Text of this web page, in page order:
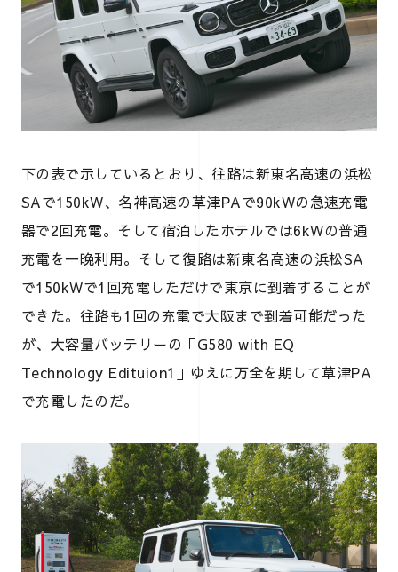
下の表で示しているとおり、往路は新東名高速の浜松
SAで150kW、名神高速の草津PAで90kWの急速充電
器で2回充電。そして宿泊したホテルでは6kWの普通
充電を一晩利用。そして復路は新東名高速の浜松SA
で150kWで1回充電しただけで東京に到着することが
できた。往路も1回の充電で大阪まで到着可能だった
が、大容量バッテリーの「G580 with EQ
Technology Edituion1」ゆえに万全を期して草津PA
で充電したのだ。